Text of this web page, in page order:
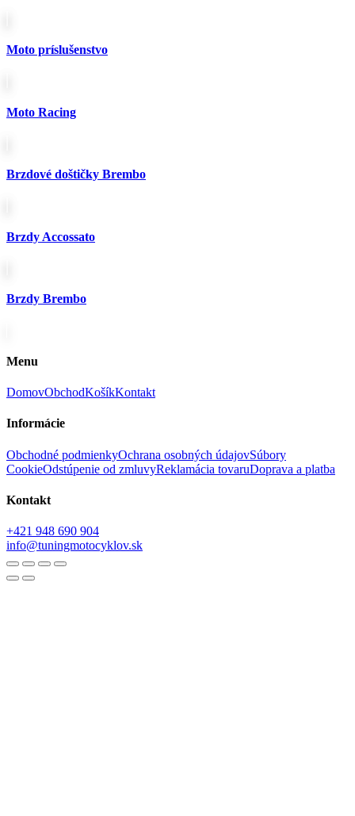
Moto príslušenstvo
Moto Racing
Brzdové doštičky Brembo
Brzdy Accossato
Brzdy Brembo
Menu
DomovObchodKošíkKontakt
Informácie
Obchodné podmienkyOchrana osobných údajovSúbory
CookieOdstúpenie od zmluvyReklamácia tovaruDoprava a platba
Kontakt
+421 948 690 904
info@tuningmotocyklov.sk